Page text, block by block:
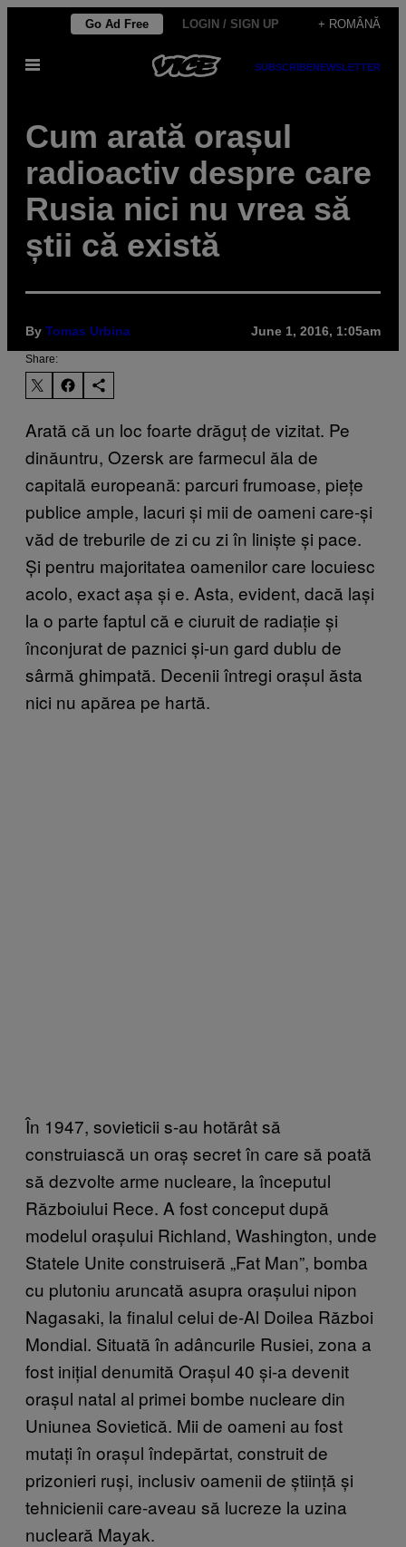
content
Go Ad Free LOGIN / SIGN UP + ROMÂNĂ
Open
SUBSCRIBENEWSLETTER
Cum arată orașul
radioactiv despre care
Rusia nici nu vrea să
știi că există
By Tomas Urbina June 1, 2016, 1:05am
Share:
Arată că un loc foarte drăguț de vizitat. Pe
dinăuntru, Ozersk are farmecul ăla de
capitală europeană: parcuri frumoase, piețe
publice ample, lacuri și mii de oameni care-și
văd de treburile de zi cu zi în liniște și pace.
Și pentru majoritatea oamenilor care locuiesc
acolo, exact așa și e. Asta, evident, dacă lași
la o parte faptul că e ciuruit de radiație și
înconjurat de paznici și-un gard dublu de
sârmă ghimpată. Decenii întregi orașul ăsta
nici nu apărea pe hartă.
În 1947, sovieticii s-au hotărât să
construiască un oraș secret în care să poată
să dezvolte arme nucleare, la începutul
Războiului Rece. A fost conceput după
modelul orașului Richland, Washington, unde
Statele Unite construiseră „Fat Man”, bomba
cu plutoniu aruncată asupra orașului nipon
Nagasaki, la finalul celui de-Al Doilea Război
Mondial. Situată în adâncurile Rusiei, zona a
fost inițial denumită Orașul 40 și-a devenit
orașul natal al primei bombe nucleare din
Uniunea Sovietică. Mii de oameni au fost
mutați în orașul îndepărtat, construit de
prizonieri ruși, inclusiv oamenii de știință și
tehnicienii care-aveau să lucreze la uzina
nucleară Mayak.